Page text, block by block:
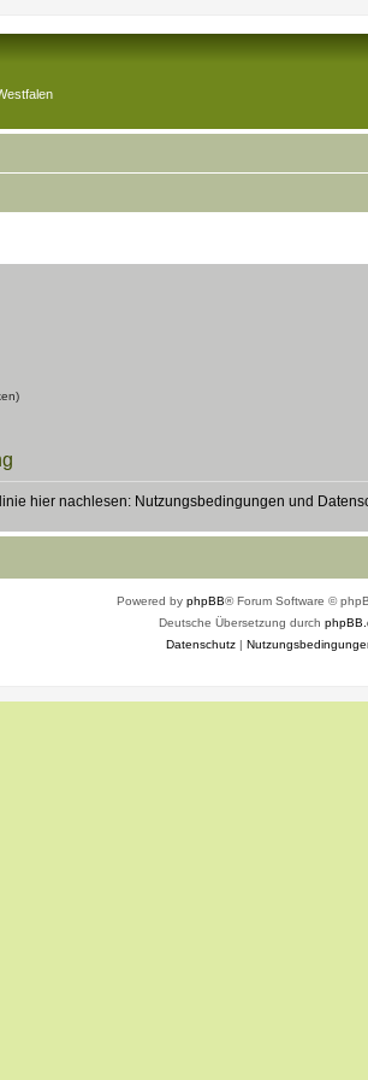
hier nachlesen: Nutzungsbedingungen und
Powered by phpBB® Forum Software ©
Deutsche Übersetzung durch
Datenschutz|